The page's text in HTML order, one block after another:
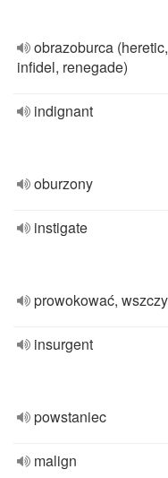
obrazoburca
infidel, renegade)
indignant
oburzony
instigate
prowokować,
insurgent
powstaniec
malign